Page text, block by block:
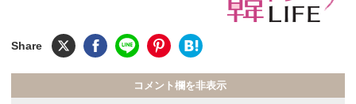
コメント欄を非表示